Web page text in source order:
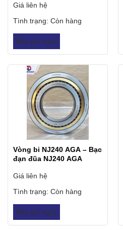
Giá liên hệ
Tình trạng: Còn hàng
Báo giá ngay
Vòng bi NJ240 AGA – Bạc
đạn đũa NJ240 AGA
Giá liên hệ
Tình trạng: Còn hàng
Báo giá ngay